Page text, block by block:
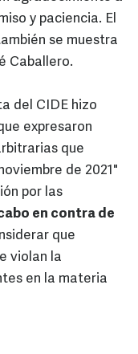
y paciencia. El
se muestra
Caballero.
del CIDE hizo
expresaron
que
de 2021"
por las
en contra de
que
violan la
en la materia